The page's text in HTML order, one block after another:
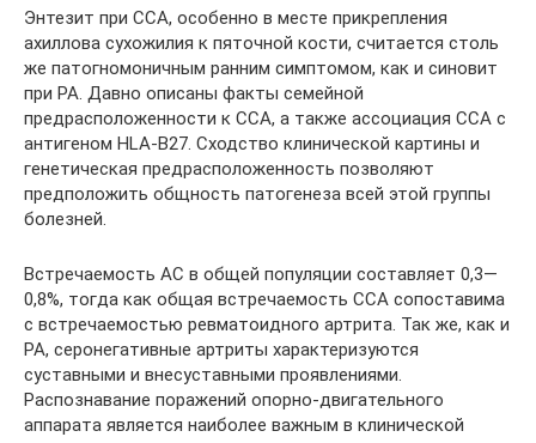
Энтезит при ССА, особенно в месте прикрепления
ахиллова сухожилия к пяточной кости, считается столь
же патогномоничным ранним симптомом, как и синовит
при РА. Давно описаны факты семейной
предрасположенности к ССА, а также ассоциация ССА с
антигеном HLA-B27. Сходство клинической картины и
генетическая предрасположенность позволяют
предположить общность патогенеза всей этой группы
болезней.
Встречаемость АС в общей популяции составляет 0,3—
0,8%, тогда как общая встречаемость ССА сопоставима
с встречаемостью ревматоидного артрита. Так же, как и
РА, серонегативные артриты характеризуются
суставными и внесуставными проявлениями.
Распознавание поражений опорно-двигательного
аппарата является наиболее важным в клинической